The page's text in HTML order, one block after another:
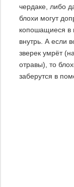
чердаке, либо
блохи могут
копошащиеся в
внутрь. А если
зверек умрёт
отравы), то
заберутся в